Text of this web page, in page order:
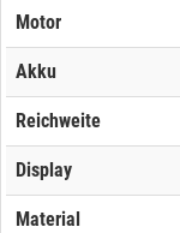
Motor
Akku
Reichweite
Display
Material